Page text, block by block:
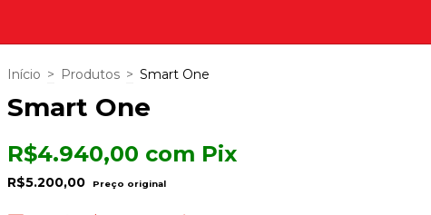
Início > Produtos > Smart One
Smart One
R$5.200,00
R$4.940,00 com Pix